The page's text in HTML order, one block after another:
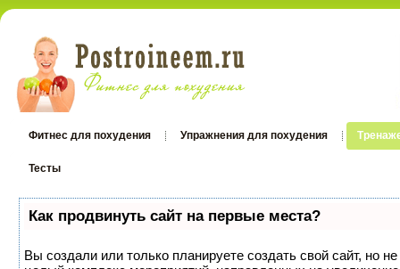
Фитнес для похудения Упражнения для похудения
Тесты
Как продвинуть сайт на первые места?
Вы создали или только планируете создать свой сайт, но